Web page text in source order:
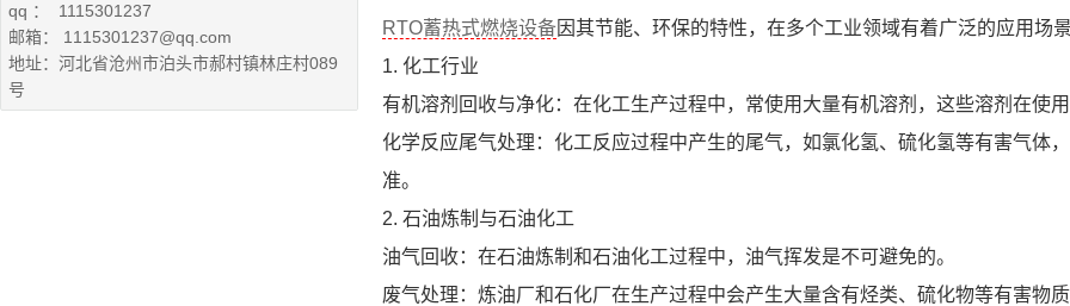
RTO蓄热式燃烧设备因其节能、环保的特性，在多个工业领域有着广泛的应用场
1. 化工行业
有机溶剂回收与净化：在化工生产过程中，常使用大量有机溶剂，这些溶剂在使
化学反应尾气处理：化工反应过程中产生的尾气，如氯化氢、硫化氢等有害气体
准。
2. 石油炼制与石油化工
油气回收：在石油炼制和石油化工过程中，油气挥发是不可避免的。
废气处理：炼油厂和石化厂在生产过程中会产生大量含有烃类、硫化物等有害物
qq ： 1115301237
邮箱： 1115301237@qq.com
地址：河北省沧州市泊头市郝村镇林庄村089
号